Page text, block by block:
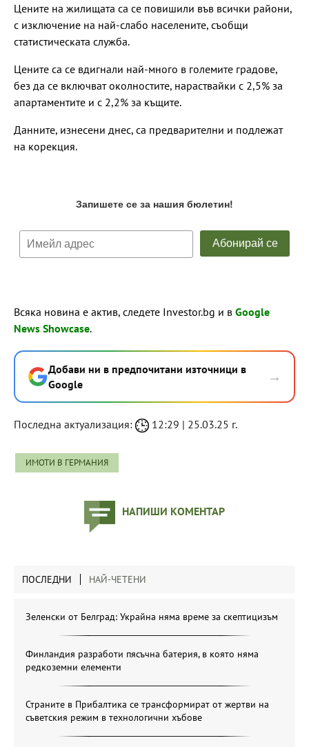
Цените на жилищата са се повишили във всички райони,
с изключение на най-слабо населените, съобщи
статистическата служба.
Цените са се вдигнали най-много в големите градове,
без да се включват околностите, нараствайки с 2,5% за
апартаментите и с 2,2% за къщите.
Данните, изнесени днес, са предварителни и подлежат
на корекция.
Всяка новина е актив, следете Investor.bg и в Google
News Showcase.
Добави ни в предпочитани източници в
Google
→
Последна актуализация: 12:29 | 25.03.25 г.
ИМОТИ В ГЕРМАНИЯ
НАПИШИ КОМЕНТАР
ПОСЛЕДНИ НАЙ-ЧЕТЕНИ
Зеленски от Белград: Украйна няма време за скептицизъм
Финландия разработи пясъчна батерия, в която няма
редкоземни елементи
Страните в Прибалтика се трансформират от жертви на
съветския режим в технологични хъбове